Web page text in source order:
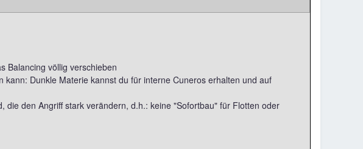
Balancing völlig verschieben
kann: Dunkle Materie kannst du für interne Cuneros erhalten und auf
die den Angriff stark verändern, d.h.: keine "Sofortbau" für Flotten oder